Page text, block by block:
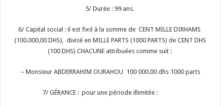
5/ Durée : 99 ans.
6/ Capital social : il est fixé à la somme de CENT MILLE DIRHAMS
(100.000,00 DHS), divisé en MILLE PARTS (1000 PARTS) de CENT DHS
(100 DHS) CHACUNE attribuées comme suit :
– Monsieur ABDERRAHIM OURAHOU 100 000.00 dhs 1000 parts
7/ GÉRANCE : pour une période illimitée :